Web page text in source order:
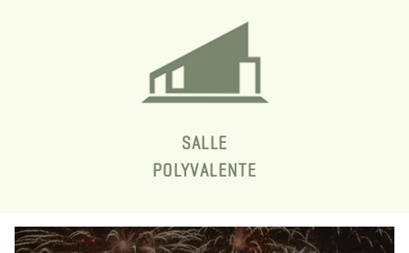
SALLE
POLYVALENTE